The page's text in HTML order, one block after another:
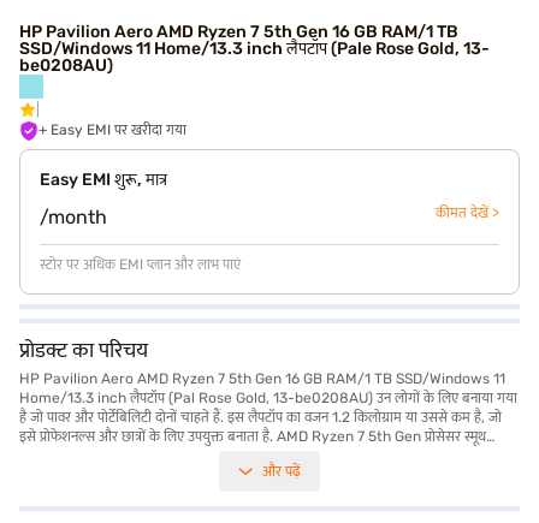
HP Pavilion Aero AMD Ryzen 7 5th Gen 16 GB RAM/1 TB
SSD/Windows 11 Home/13.3 inch लैपटॉप (Pale Rose Gold, 13-
be0208AU)
+ Easy EMI पर खरीदा गया
Easy EMI शुरू, मात्र
/month कीमत देखें >
स्टोर पर अधिक EMI प्लान और लाभ पाएं
प्रोडक्ट का परिचय
HP Pavilion Aero AMD Ryzen 7 5th Gen 16 GB RAM/1 TB SSD/Windows 11
Home/13.3 inch लैपटॉप (Pal Rose Gold, 13-be0208AU) उन लोगों के लिए बनाया गया
है जो पावर और पोर्टेबिलिटी दोनों चाहते हैं. इस लैपटॉप का वजन 1.2 किलोग्राम या उससे कम है, जो
इसे प्रोफेशनल्स और छात्रों के लिए उपयुक्त बनाता है. AMD Ryzen 7 5th Gen प्रोसेसर स्मूथ
Windows 11 Home है. आप इसके 1920 x 1200 पिक्सेल डिस्प्ले पर क्रिस्प विजुअल का आनंद
ज़्यादा मांग वाले एप्लीकेशन के साथ भी निर्बाध ऑपरेशन सुनिश्चित करती है. यह HP Pavilion Aero
और पढ़ें